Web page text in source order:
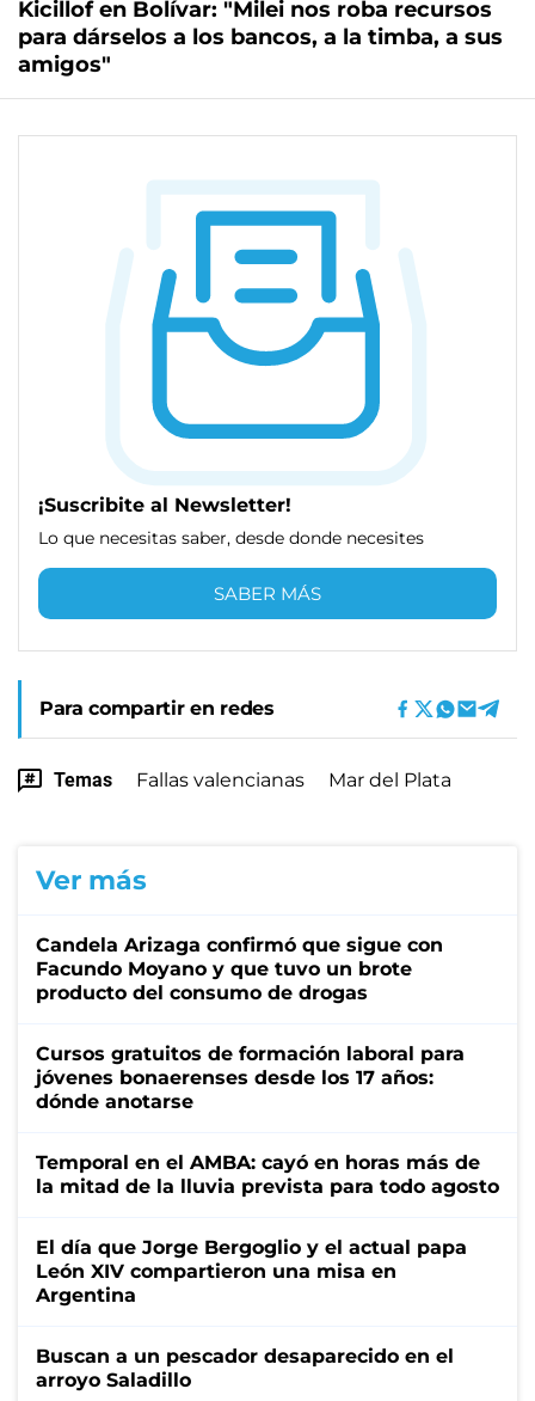
Kicillof en Bolívar: "Milei nos roba recursos
para dárselos a los bancos, a la timba, a sus
amigos"
¡Suscribite al Newsletter!
Lo que necesitas saber, desde donde necesites
SABER MÁS
Para compartir en redes
Temas Fallas valencianas Mar del Plata
Ver más
Candela Arizaga confirmó que sigue con
Facundo Moyano y que tuvo un brote
producto del consumo de drogas
Cursos gratuitos de formación laboral para
jóvenes bonaerenses desde los 17 años:
dónde anotarse
Temporal en el AMBA: cayó en horas más de
la mitad de la lluvia prevista para todo agosto
El día que Jorge Bergoglio y el actual papa
León XIV compartieron una misa en
Argentina
Buscan a un pescador desaparecido en el
arroyo Saladillo